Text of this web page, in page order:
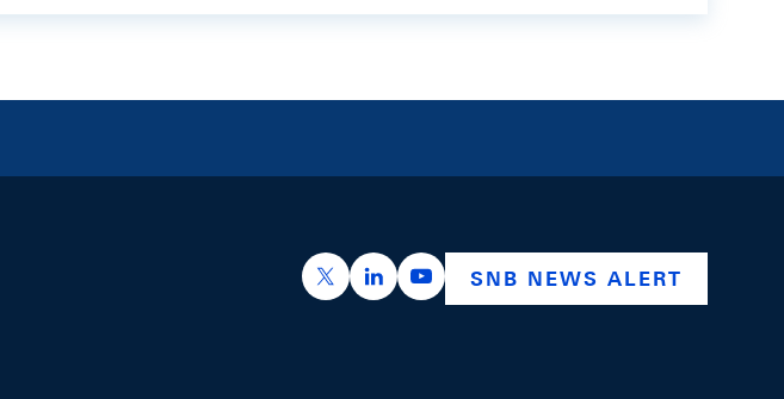
https://x.com/snb_bns
https://ch.linkedin.com/company/swiss-
https://www.youtube.com/
SNB NEWS ALERT